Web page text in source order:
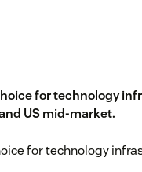
for technology
US mid-market.
for technology